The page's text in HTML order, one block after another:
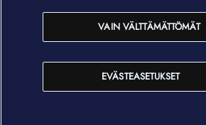
In English
EVÄSTEASETUKSET
VAIN VÄLTTÄMÄTTÖMÄT